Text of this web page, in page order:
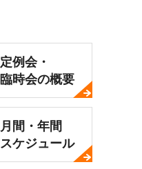
定例会・
臨時会の概要
月間・年間
スケジュール